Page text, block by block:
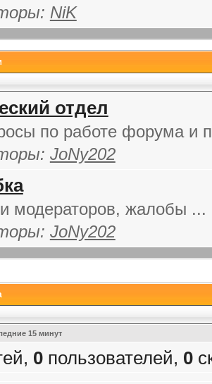
NiK
отдел
по работе форума и
JoNy202
модераторов, жалобы ...
JoNy202
15 минут
0пользователей, 0